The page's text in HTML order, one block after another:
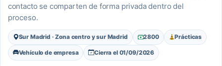
contacto se comparten de forma privada dentro del
proceso.
Sur Madrid · Zona centro y sur Madrid 2800 Prácticas
Vehículo de empresa Cierra el 01/09/2026